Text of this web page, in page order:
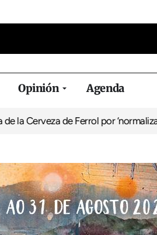
Opinión Agenda
de Ferrol por ‘normalizar’ el